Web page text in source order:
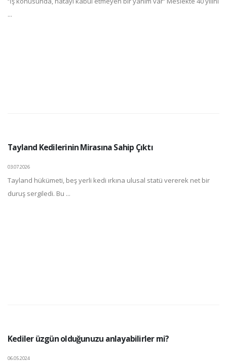
...
Tayland Kedilerinin Mirasına Sahip Çıktı
03.07.2026
Tayland hükümeti, beş yerli kedi ırkına ulusal statü vererek net bir
duruş sergiledi. Bu ...
Kediler üzgün olduğunuzu anlayabilirler mi?
06.05.2024